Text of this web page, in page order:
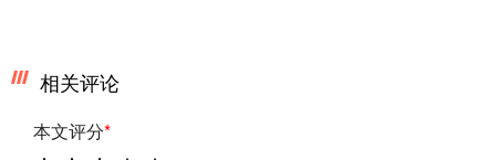
相关评论
本文评分*